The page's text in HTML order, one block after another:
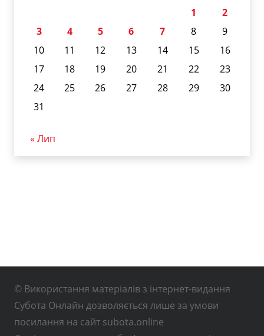
1
2
3
4 5 6 7 8
9
10
11 12 13 14 15
16
17
18 19 20 21 22
23
24
25 26 27 28 29
30
31
« Лип
© Використання матеріалів з інтернет-видання
Субота Онлайн дозволяється лише за умови
посилання на сайт subota.online